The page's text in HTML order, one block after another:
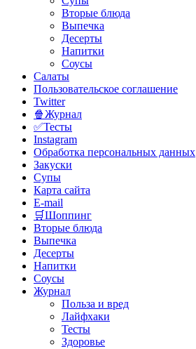
Вторые блюда
Выпечка
Десерты
Напитки
Соусы
Салаты
Пользовательское соглашение
Twitter
🍿Журнал
✅Тесты
Instagram
Обработка персональных данных
Закуски
Супы
Карта сайта
E-mail
🛒Шоппинг
Вторые блюда
Выпечка
Десерты
Напитки
Соусы
Журнал
Польза и вред
Лайфхаки
Тесты
Здоровье